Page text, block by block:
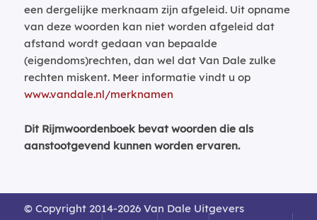
een dergelijke merknaam zijn afgeleid. Uit opname
van deze woorden kan niet worden afgeleid dat
afstand wordt gedaan van bepaalde
(eigendoms)rechten, dan wel dat Van Dale zulke
rechten miskent. Meer informatie vindt u op
www.vandale.nl/merknamen
Dit Rijmwoordenboek bevat woorden die als
aanstootgevend kunnen worden ervaren.
© Copyright 2014-2026 Van Dale Uitgevers